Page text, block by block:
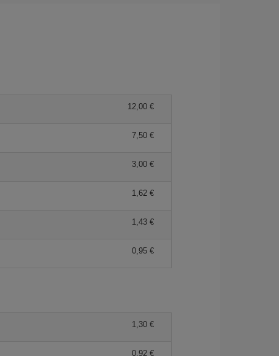
12,00 €
7,50 €
3,00 €
1,62 €
1,43 €
0,95 €
1,30 €
0,92 €